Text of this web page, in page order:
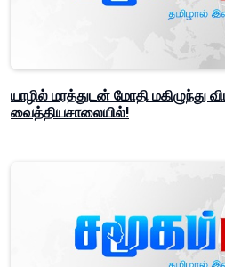
யாழில் மரத்துடன் மோதி மகிழுந்து
வைத்தியசாலையில்!